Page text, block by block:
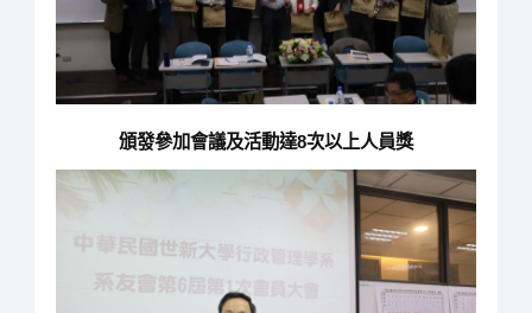
頒發參加會議及活動達8次以上人員獎